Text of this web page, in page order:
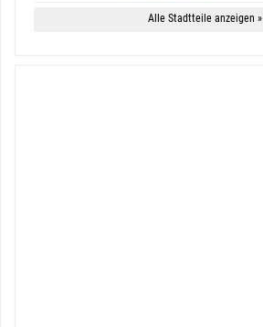
Alle Stadtteile anzeigen »